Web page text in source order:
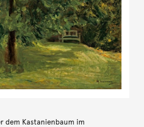
dem Kastanienbaum im